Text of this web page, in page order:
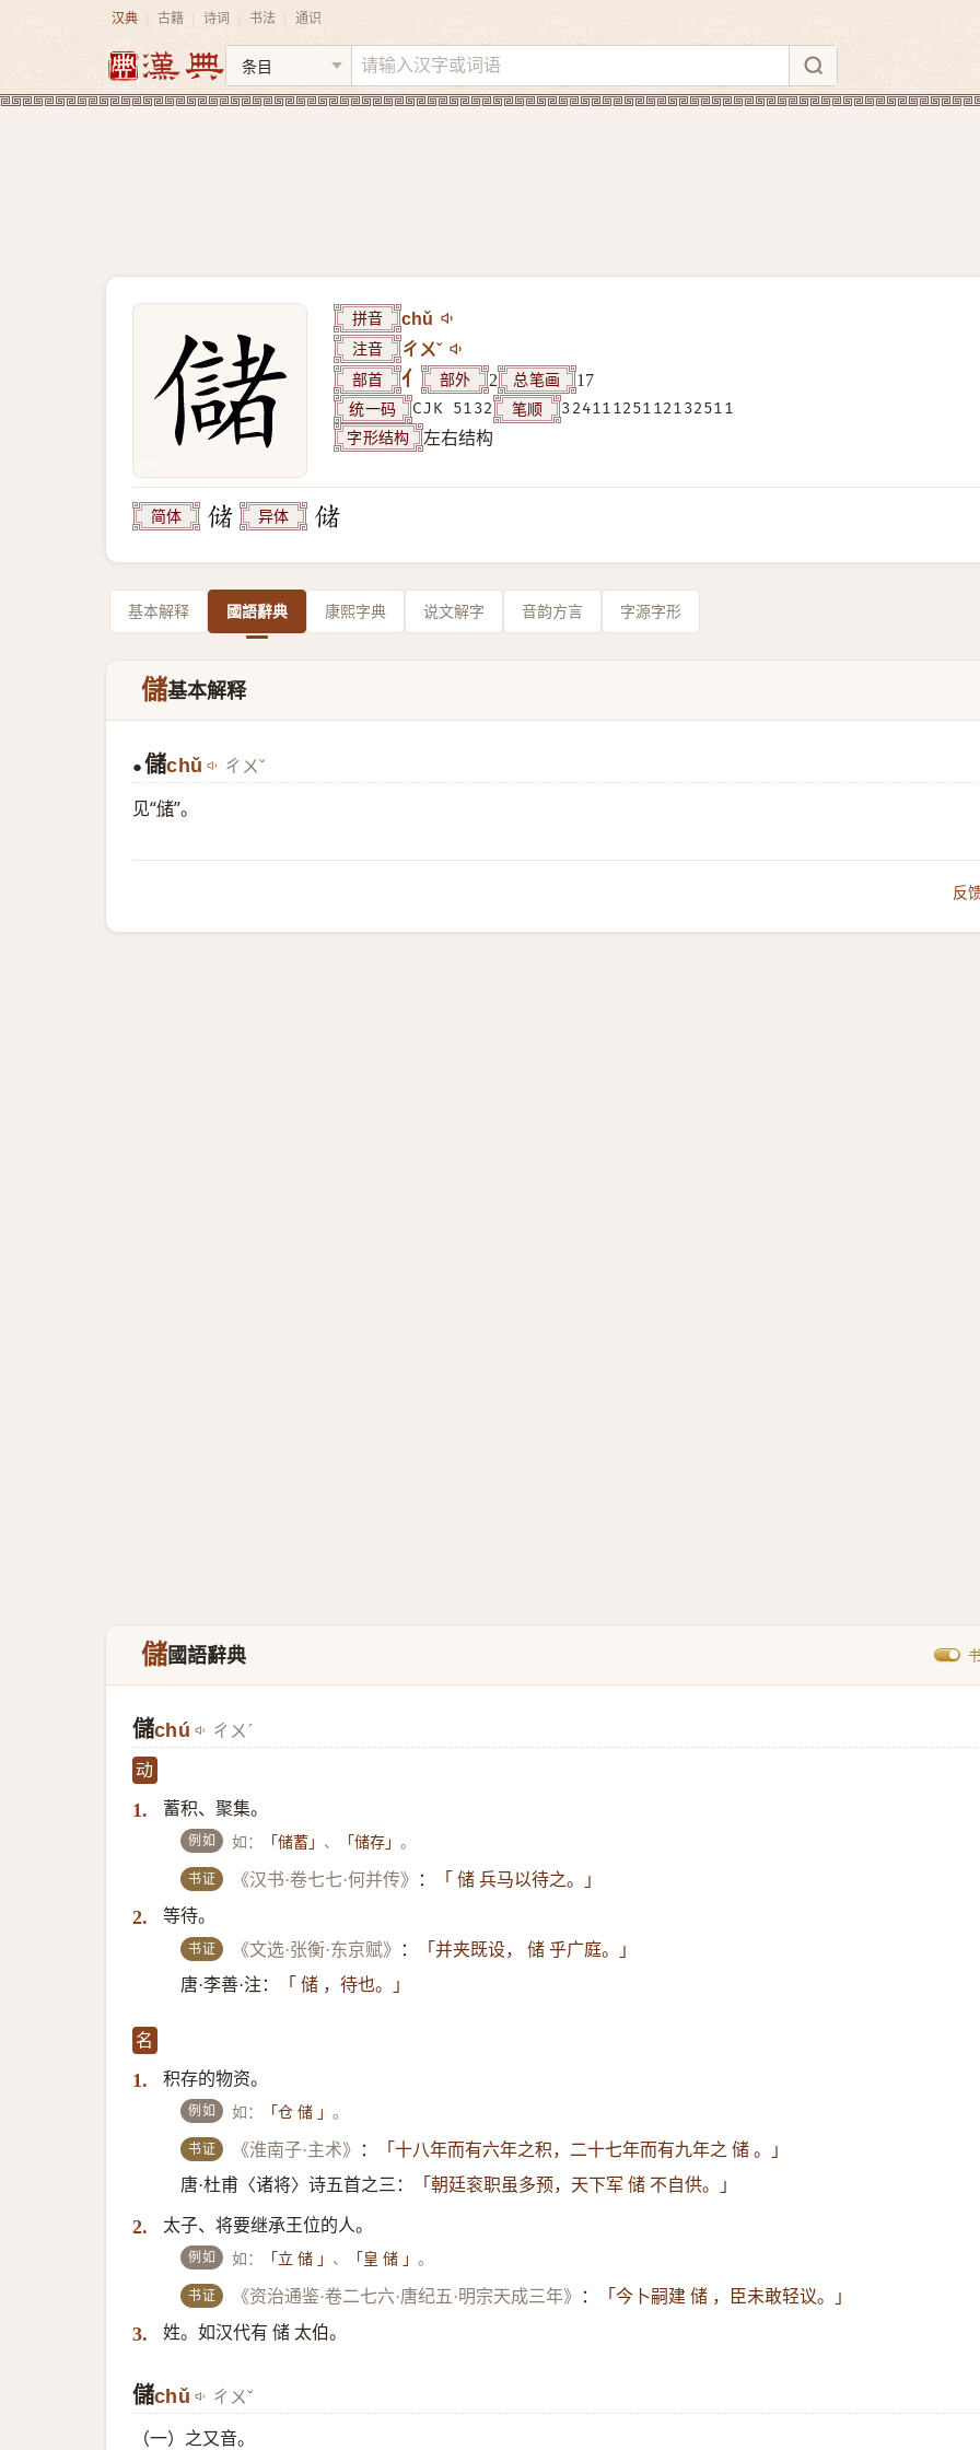
汉典 古籍 诗词 书法 通识
拼音 chǔ
注音 ㄔㄨˇ
部首 亻 部外 2 总笔画 17
统一码 CJK 5132 笔顺 32411125112132511
字形结构 左右结构
简体 异体
基本解释 國語辭典 康熙字典 说文解字 音韵方言 字源字形
儲基本解释
● 儲chǔ ㄔㄨˇ
见“储”。
反
儲國語辭典
儲chú ㄔㄨˊ
动
1. 蓄积、聚集。
例如 如： 「储蓄」 、 「储存」。
书证 《汉书·卷七七·何并传》 ： 「 储 兵马以待之。」
2. 等待。
书证 《文选·张衡·东京赋》 ：
「并夹既设， 储 乎广庭。」
唐·李善·注：
「 储 ，待也。」
名
1. 积存的物资。
例如 如： 「仓 储 」。
书证 《淮南子·主术》 ：
「十八年而有六年之积，二十七年而有九年之 储 。」
唐·杜甫〈诸将〉诗五首之三：
「朝廷衮职虽多预，天下军 储 不自供。」
2. 太子、将要继承王位的人。
例如 如： 「立 储 」 、 「皇 储 」。
书证 《资治通鉴·卷二七六·唐纪五·明宗天成三年》 ： 「今卜嗣建 储 ，臣未敢轻议。」
3. 姓。如汉代有 储 太伯。
儲​chǔ ㄔㄨˇ
（一）​之又音。